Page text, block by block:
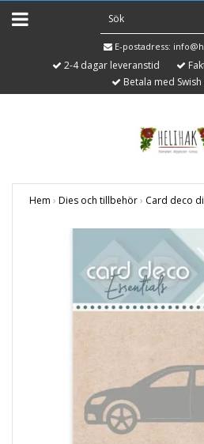
E-postadress:
2-4 dagar leveranstid
Betala med
Hem › Dies och tillbehör› Card deco